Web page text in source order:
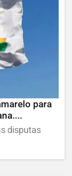
para
disputas